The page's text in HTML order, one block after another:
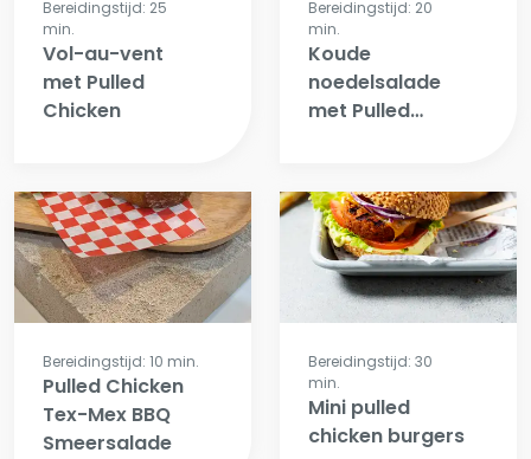
Bereidingstijd: 25
min.
Vol-au-vent
met Pulled
Chicken
Bereidingstijd: 20
min.
Koude
noedelsalade
met Pulled
Bereidingstijd: 10 min.
Pulled Chicken
Tex-Mex BBQ
Smeersalade
Bereidingstijd: 30
min.
Mini pulled
chicken burgers